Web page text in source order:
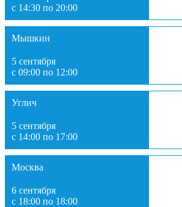
с 14:30 по 20:00
Мышкин
5 сентября
с 09:00 по 12:00
Углич
5 сентября
с 14:00 по 17:00
Москва
6 сентября
с 18:00 по 18:00